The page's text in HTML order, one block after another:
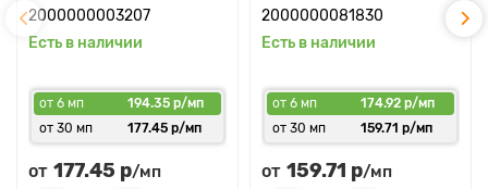
2000000003207
Есть в наличии
от 6 мп
194.35 р/мп
от 30 мп
177.45 р/мп
от 177.45 р/мп
2000000081830
Есть в наличии
от 6 мп
174.92 р/мп
от 30 мп
159.71 р/мп
от 159.71 р/мп